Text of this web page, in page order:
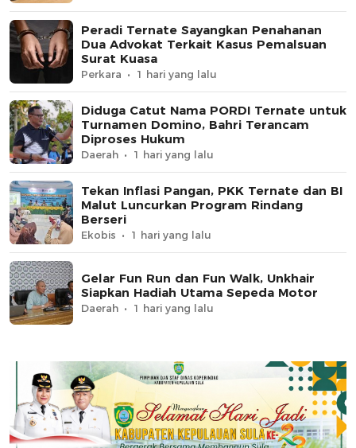
Peradi Ternate Sayangkan Penahanan
Dua Advokat Terkait Kasus Pemalsuan
Surat Kuasa
Perkara 1 hari yang lalu
Diduga Catut Nama PORDI Ternate untuk
Turnamen Domino, Bahri Terancam
Diproses Hukum
Daerah 1 hari yang lalu
Tekan Inflasi Pangan, PKK Ternate dan BI
Malut Luncurkan Program Rindang
Berseri
Ekobis 1 hari yang lalu
Gelar Fun Run dan Fun Walk, Unkhair
Siapkan Hadiah Utama Sepeda Motor
Daerah 1 hari yang lalu